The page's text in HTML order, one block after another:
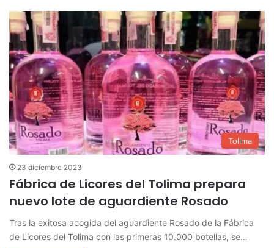
Tolima
23 diciembre 2023
Fábrica de Licores del Tolima prepara
nuevo lote de aguardiente Rosado
Tras la exitosa acogida del aguardiente Rosado de la Fábrica
de Licores del Tolima con las primeras 10.000 botellas, se…